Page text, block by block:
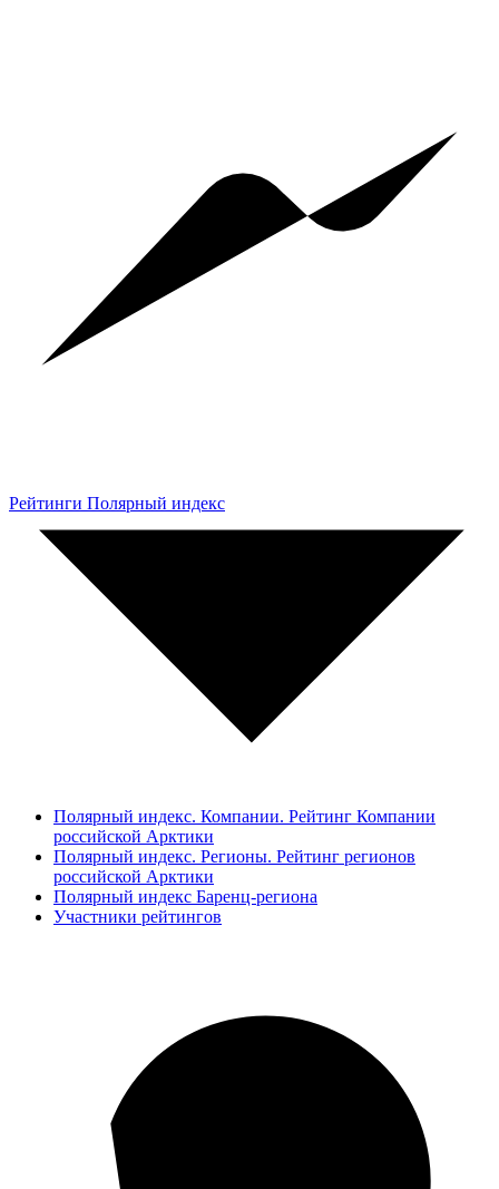
Рейтинги Полярный индекс
Полярный индекс. Компании. Рейтинг Компании
российской Арктики
Полярный индекс. Регионы. Рейтинг регионов
российской Арктики
Полярный индекс Баренц-региона
Участники рейтингов